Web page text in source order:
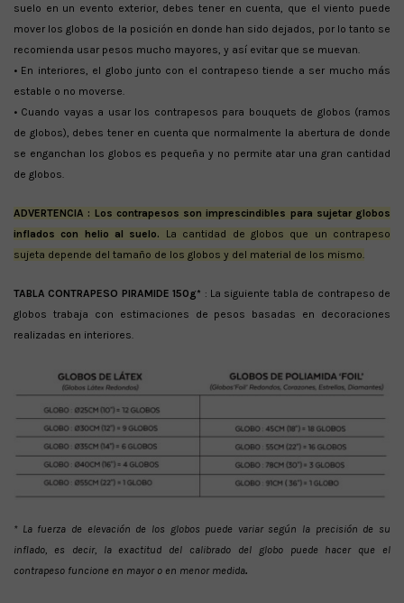
suelo en un evento exterior, debes tener en cuenta, que el viento puede
mover los globos de la posición en donde han sido dejados, por lo tanto se
recomienda usar pesos mucho mayores, y así evitar que se muevan.
• En interiores, el globo junto con el contrapeso tiende a ser mucho más
estable o no moverse.
• Cuando vayas a usar los contrapesos para bouquets de globos (ramos
de globos), debes tener en cuenta que normalmente la abertura de donde
se enganchan los globos es pequeña y no permite atar una gran cantidad
de globos.
ADVERTENCIA : Los contrapesos son imprescindibles para sujetar globos
inflados con helio al suelo.
La cantidad de globos que un contrapeso
sujeta depende del tamaño de los globos y del material de los mismo.
TABLA CONTRAPESO PIRAMIDE 150g* : La siguiente tabla de contrapeso de
globos trabaja con estimaciones de pesos basadas en decoraciones
realizadas en interiores.
* La fuerza de elevación de los globos puede variar según la precisión de su
inflado, es decir, la exactitud del calibrado del globo puede hacer que el
contrapeso funcione en mayor o en menor medida.